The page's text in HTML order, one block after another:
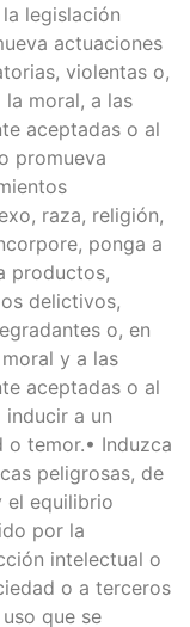
legislación
actuaciones
violentas o,
la moral, a las
aceptadas o al
promueva
raza, religión,
ponga a
productos,
delictivos,
o, en
y a las
aceptadas o al
a un
o temor.• Induzca
peligrosas, de
el equilibrio
por la
intelectual o
o a terceros
que se